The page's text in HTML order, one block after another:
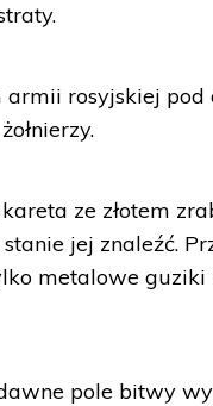
rosyjskiej
ze złotem
jej znaleźć.
metalowe guziki
pole bitwy